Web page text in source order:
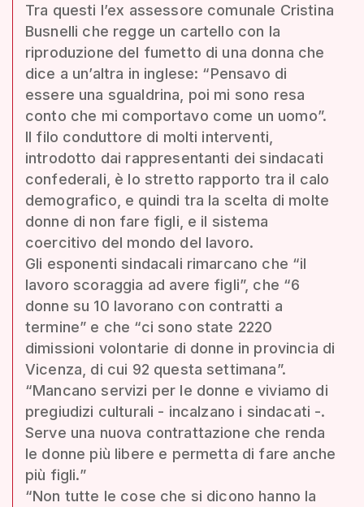
Tra questi l’ex assessore comunale Cristina
Busnelli che regge un cartello con la
riproduzione del fumetto di una donna che
dice a un’altra in inglese: “Pensavo di
essere una sgualdrina, poi mi sono resa
conto che mi comportavo come un uomo”.
Il filo conduttore di molti interventi,
introdotto dai rappresentanti dei sindacati
confederali, è lo stretto rapporto tra il calo
demografico, e quindi tra la scelta di molte
donne di non fare figli, e il sistema
coercitivo del mondo del lavoro.
Gli esponenti sindacali rimarcano che “il
lavoro scoraggia ad avere figli”, che “6
donne su 10 lavorano con contratti a
termine” e che “ci sono state 2220
dimissioni volontarie di donne in provincia di
Vicenza, di cui 92 questa settimana”.
“Mancano servizi per le donne e viviamo di
pregiudizi culturali - incalzano i sindacati -.
Serve una nuova contrattazione che renda
le donne più libere e permetta di fare anche
più figli.”
“Non tutte le cose che si dicono hanno la